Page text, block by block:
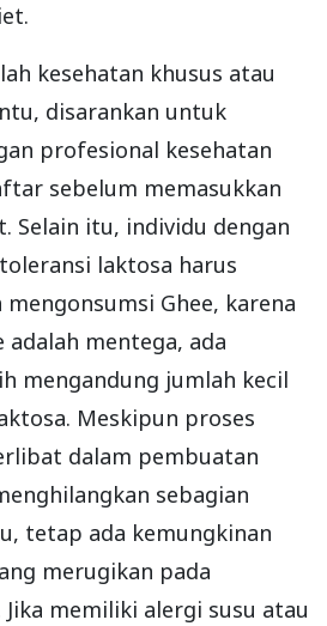
kesehatan khusus atau
disarankan untuk
profesional kesehatan
sebelum memasukkan
Selain itu, individu dengan
laktosa harus
Ghee, karena
adalah mentega, ada
mengandung jumlah kecil
Meskipun proses
dalam pembuatan
sebagian
tetap ada kemungkinan
merugikan pada
memiliki alergi susu atau